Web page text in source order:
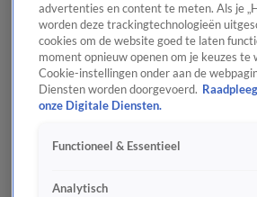
advertenties en content te meten. Als je
worden deze trackingtechnologieën
cookies om de website goed te laten
moment opnieuw openen om je keuzes
Cookie-instellingen onder aan de
Diensten worden doorgevoerd.
onze Digitale Diensten.
Functioneel & Essentieel
Analytisch